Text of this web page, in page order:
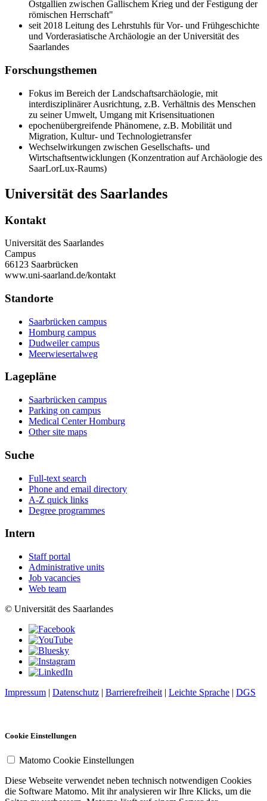
Ostgallien zwischen Gallischem Krieg und der Festigung der
römischen Herrschaft"
seit 2018 Leitung des Lehrstuhls für Vor- und Frühgeschichte
und Vorderasiatische Archäologie an der Universität des
Saarlandes
Forschungsthemen
Fokus im Bereich der Landschaftsarchäologie, mit
interdisziplinärer Ausrichtung, z.B. Verhältnis des Menschen
zu seiner Umwelt, Umgang mit Krisensituationen
epochenübergreifende Phänomene, z.B. Mobilität und
Migration, Kultur- und Technologietransfer
Wechselwirkungen zwischen Gesellschafts- und
Wirtschaftsentwicklungen (Konzentration auf Archäologie des
SaarLorLux-Raums)
Universität des Saarlandes
Kontakt
Universität des Saarlandes
Campus
66123 Saarbrücken
www.uni-saarland.de/kontakt
Standorte
Saarbrücken campus
Homburg campus
Dudweiler campus
Meerwiesertalweg
Lagepläne
Saarbrücken campus
Parking on campus
Medical Center Homburg
Other site maps
Suche
Full-text search
Phone and email directory
A-Z quick links
Degree programmes
Intern
Staff portal
Administrative units
Job vacancies
Web team
© Universität des Saarlandes
Impressum | Datenschutz | Barrierefreiheit | Leichte Sprache | DGS
Cookie Einstellungen
Matomo Cookie Einstellungen
Diese Webseite verwendet neben technisch notwendigen Cookies
die Software Matomo. Mit ihr analysieren wir Ihre Klicks, um die